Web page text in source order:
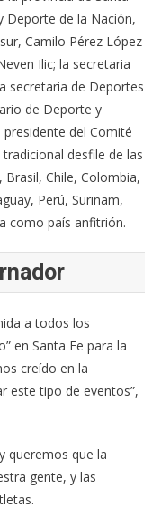
Deporte de la Nación,
Camilo Pérez López
Ilic; la secretaria
secretaria de Deportes
de Deporte y
del Comité
desfile de las
Chile, Colombia,
Perú, Surinam,
como país anfitrión.
a todos los
en Santa Fe para la
creído en la
este tipo de eventos”,
queremos que la
gente, y las